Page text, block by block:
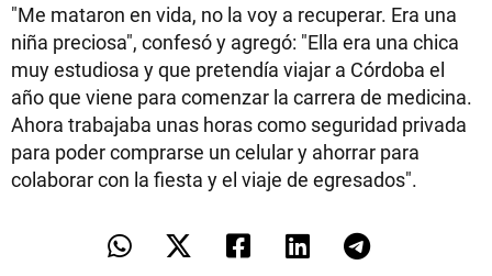
"Me mataron en vida, no la voy a recuperar. Era una
niña preciosa", confesó y agregó: "Ella era una chica
muy estudiosa y que pretendía viajar a Córdoba el
año que viene para comenzar la carrera de medicina.
Ahora trabajaba unas horas como seguridad privada
para poder comprarse un celular y ahorrar para
colaborar con la fiesta y el viaje de egresados".